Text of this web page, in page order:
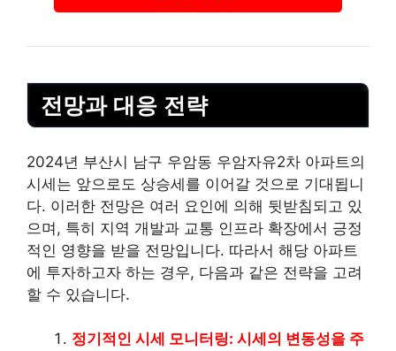
전망과 대응 전략
2024년 부산시 남구 우암동 우암자유2차 아파트의
시세는 앞으로도 상승세를 이어갈 것으로 기대됩니
다. 이러한 전망은 여러 요인에 의해 뒷받침되고 있
으며, 특히 지역 개발과 교통 인프라 확장에서 긍정
적인 영향을 받을 전망입니다. 따라서 해당 아파트
에 투자하고자 하는 경우, 다음과 같은 전략을 고려
할 수 있습니다.
정기적인 시세 모니터링: 시세의 변동성을 주